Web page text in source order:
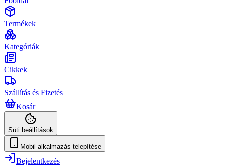
Termékek
Kategóriák
Cikkek
Szállítás és Fizetés
Kosár
Süti beállítások
Mobil alkalmazás telepítése
Bejelentkezés